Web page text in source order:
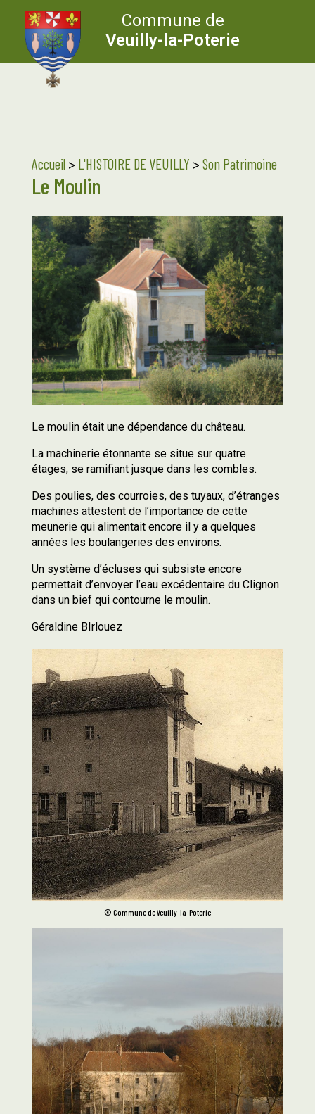
Commune de
Veuilly-la-Poterie
Accueil> L'HISTOIRE DE VEUILLY > Son Patrimoine
Le Moulin
Le moulin était une dépendance du château.
La machinerie étonnante se situe sur quatre
étages, se ramifiant jusque dans les combles.
Des poulies, des courroies, des tuyaux, d’étranges
machines attestent de l’importance de cette
meunerie qui alimentait encore il y a quelques
années les boulangeries des environs.
Un système d’écluses qui subsiste encore
permettait d’envoyer l’eau excédentaire du Clignon
dans un bief qui contourne le moulin.
Géraldine BIrlouez
© Commune de Veuilly-la-Poterie